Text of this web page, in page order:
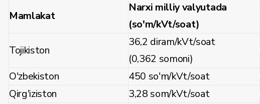
Mamlakat
Narxi milliy valyutada
(so'm/kVt/soat)
Tojikiston
36,2 diram/kVt/soat
(0,362 somoni)
O'zbekiston
450 so'm/kVt/soat
Qirg'iziston
3,28 som/kVt/soat